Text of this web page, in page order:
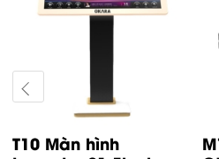
H20A Đầu karaoke